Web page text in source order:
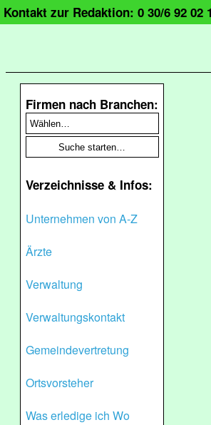
Kontakt zur Redaktion: 0 30/6 92 02
Firmen nach Branchen:
Verzeichnisse & Infos:
Unternehmen von A-Z
Ärzte
Verwaltung
Verwaltungskontakt
Gemeindevertretung
Ortsvorsteher
Was erledige ich Wo